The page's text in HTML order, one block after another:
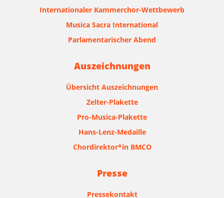
Internationaler Kammerchor-Wettbewerb
Musica Sacra International
Parlamentarischer Abend
Auszeichnungen
Übersicht Auszeichnungen
Zelter-Plakette
Pro-Musica-Plakette
Hans-Lenz-Medaille
Chordirektor*in BMCO
Presse
Pressekontakt